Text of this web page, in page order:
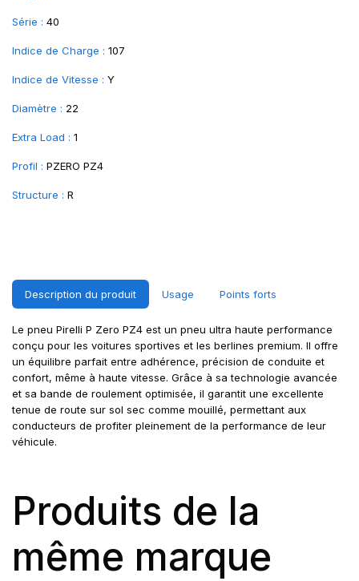
Série : 40
Indice de Charge : 107
Indice de Vitesse : Y
Diamètre : 22
Extra Load : 1
Profil : PZERO PZ4
Structure : R
Description du produit Usage Points forts
Le pneu Pirelli P Zero PZ4 est un pneu ultra haute performance
conçu pour les voitures sportives et les berlines premium. Il offre
un équilibre parfait entre adhérence, précision de conduite et
confort, même à haute vitesse. Grâce à sa technologie avancée
et sa bande de roulement optimisée, il garantit une excellente
tenue de route sur sol sec comme mouillé, permettant aux
conducteurs de profiter pleinement de la performance de leur
véhicule.
Produits de la
même marque